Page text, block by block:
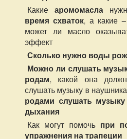
Какие аромомасла
время схваток, а какие
может ли масло
эффект
Сколько нужно воды
Можно ли слушать
родам, какой она
слушать музыку в
родами слушать
дыхания
Как могут помочь при
упражнения на трапеции